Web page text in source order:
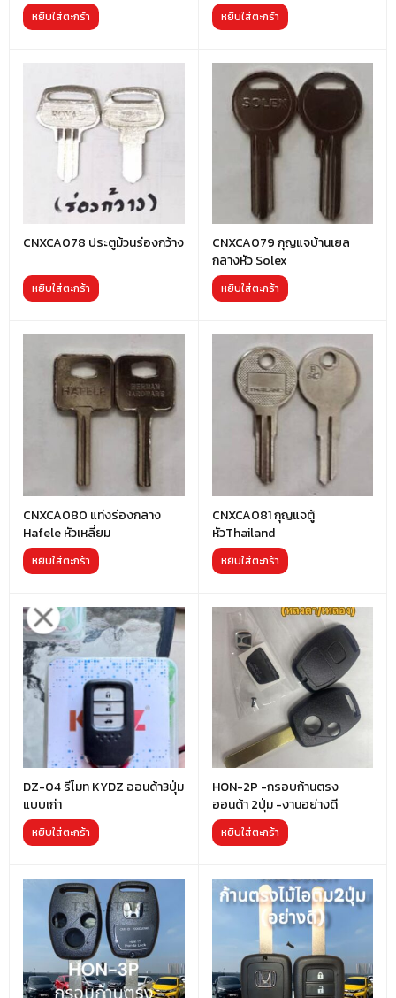
หยิบใส่ตะกร้า หยิบใส่ตะกร้า
CNXCA078 ประตูม้วนร่องกว้าง
หยิบใส่ตะกร้า
CNXCA079 กุญแจบ้านเยล
กลางหัว Solex
หยิบใส่ตะกร้า
CNXCA080 แท่งร่องกลาง
Hafele หัวเหลี่ยม
หยิบใส่ตะกร้า
CNXCA081 กุญแจตู้
หัวThailand
หยิบใส่ตะกร้า
DZ-04 รีโมท KYDZ ออนด้า3ปุ่ม
แบบเก่า
หยิบใส่ตะกร้า
HON-2P -กรอบก้านตรง
ฮอนด้า 2ปุ่ม -งานอย่างดี
หยิบใส่ตะกร้า